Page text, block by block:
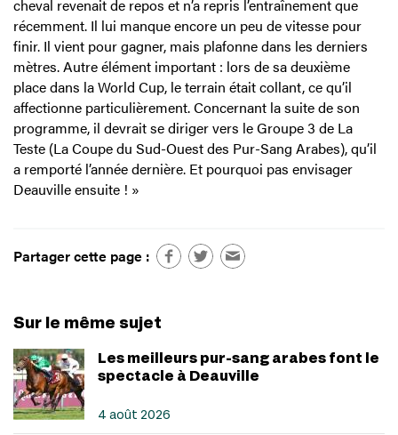
cheval revenait de repos et n’a repris l’entraînement que
récemment. Il lui manque encore un peu de vitesse pour
finir. Il vient pour gagner, mais plafonne dans les derniers
mètres. Autre élément important : lors de sa deuxième
place dans la World Cup, le terrain était collant, ce qu’il
affectionne particulièrement. Concernant la suite de son
programme, il devrait se diriger vers le Groupe 3 de La
Teste (La Coupe du Sud-Ouest des Pur-Sang Arabes), qu’il
a remporté l’année dernière. Et pourquoi pas envisager
Deauville ensuite ! »
Partager cette page :
Sur le même sujet
Les meilleurs pur-sang arabes font le
spectacle à Deauville
4 août 2026